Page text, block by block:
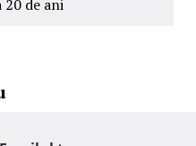
20 de ani